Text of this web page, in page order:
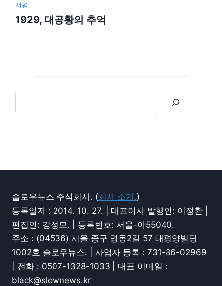
서평.
1929, 대공황의 추억
슬로우뉴스 주식회사. (회사 소개.)
등록일자 : 2014. 10. 27. | 대표이사 발행인: 이정환 |
편집인: 강성모. | 등록번호: 서울-아55040.
주소 : (04536) 서울 중구 명동2길 57 태평양빌딩
1002호 슬로우뉴스. | 사업자 등록 : 731-86-02969
| 전화 : 0507-1328-1033 | 대표 이메일 :
black@slownews.kr